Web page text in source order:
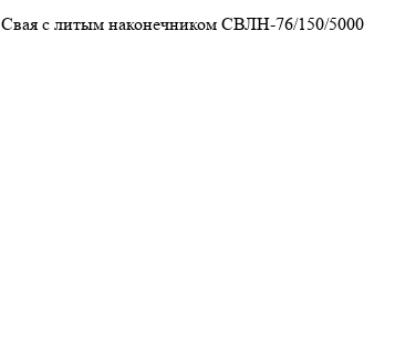
Свая с литым наконечником СВЛН-76/150/5000